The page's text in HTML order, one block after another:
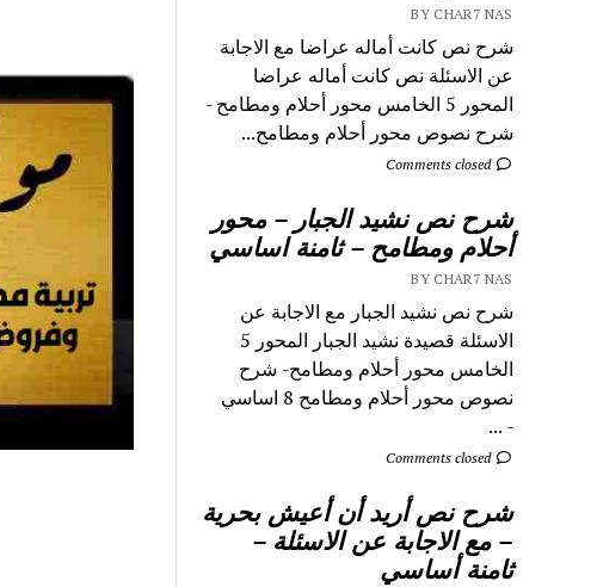
BY CHAR7 NAS
شرح نص كانت أماله عراضا مع الاجابة
عن الاسئلة نص كانت أماله عراضا
المحور 5 الخامس محور أحلام ومطامح -
شرح نصوص محور أحلام ومطامح...
Comments closed
شرح نص نشيد الجبار – محور
أحلام ومطامح – ثامنة اساسي
BY CHAR7 NAS
شرح نص نشيد الجبار مع الاجابة عن
الاسئلة قصيدة نشيد الجبار المحور 5
الخامس محور أحلام ومطامح- شرح
نصوص محور أحلام ومطامح 8 اساسي
- ...
Comments closed
شرح نص أريد أن أعيش بحرية
– مع الاجابة عن الاسئلة –
ثامنة أساسي